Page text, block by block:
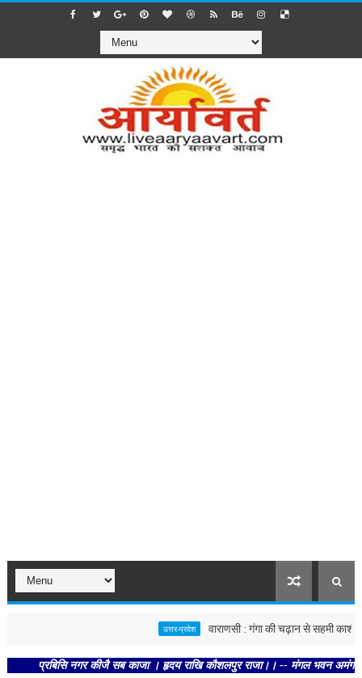
उत्तर-प्रदेश वाराणसी : गंगा की चढ़ान से सहमी काशी : छूने
प्रबिसि नगर कीजै सब काजा । हृदय राखि कौशलपुर राजा।। -- मंगल भवन अमंगल